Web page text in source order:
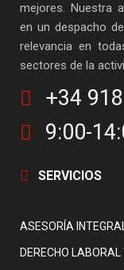
mejores. Nuestra
en un despacho
relevancia en
sectores de la
+34
9:00-
SERVICIOS
ASESORÍA
DERECHO